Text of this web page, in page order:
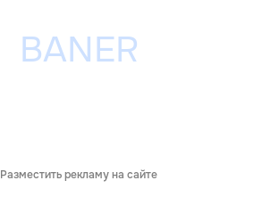
Разместить рекламу на сайте